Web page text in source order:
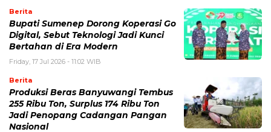
Berita
Bupati Sumenep Dorong Koperasi Go
Digital, Sebut Teknologi Jadi Kunci
Bertahan di Era Modern
Friday, 17 Jul 2026 - 11:02 WIB
Berita
Produksi Beras Banyuwangi Tembus
255 Ribu Ton, Surplus 174 Ribu Ton
Jadi Penopang Cadangan Pangan
Nasional